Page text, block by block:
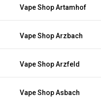
Vape Shop Artamhof
Vape Shop Arzbach
Vape Shop Arzfeld
Vape Shop Asbach